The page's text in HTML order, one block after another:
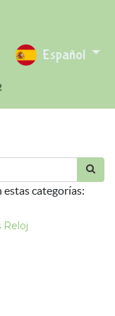
Español
categorías:
Reloj